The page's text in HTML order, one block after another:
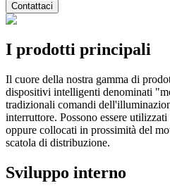
Contattaci
I prodotti principali
Il cuore della nostra gamma di
dispositivi intelligenti denominati
tradizionali comandi
interruttore. Possono essere
oppure collocati in prossimità del
scatola di distribuzione.
Sviluppo interno